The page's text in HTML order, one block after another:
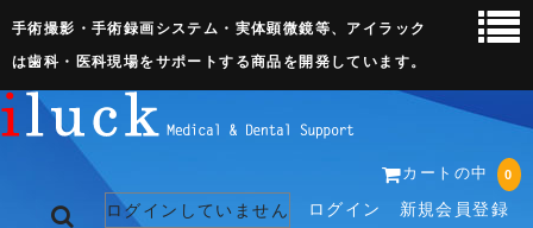
手術撮影・手術録画システム・実体顕微鏡等、アイラック
は歯科・医科現場をサポートする商品を開発しています。
カートの中 0
ログインしていません ログイン 新規会員登録